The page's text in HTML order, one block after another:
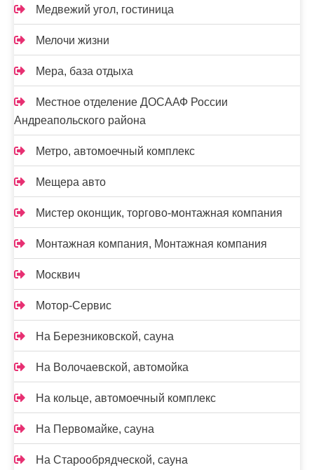
Медвежий угол, гостиница
Мелочи жизни
Мера, база отдыха
Местное отделение ДОСААФ России
Андреапольского района
Метро, автомоечный комплекс
Мещера авто
Мистер оконщик, торгово-монтажная компания
Монтажная компания, Монтажная компания
Москвич
Мотор-Сервис
На Березниковской, сауна
На Волочаевской, автомойка
На кольце, автомоечный комплекс
На Первомайке, сауна
На Старообрядческой, сауна